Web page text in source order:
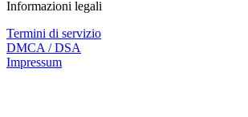
Informazioni legali
Termini di servizio
DMCA / DSA
Impressum